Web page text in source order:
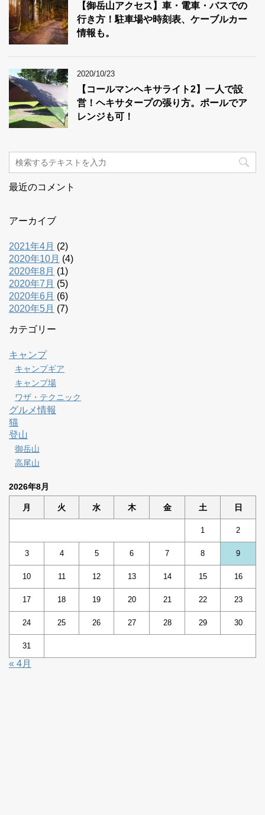
【御岳山アクセス】車・電車・バスでの
行き方！駐車場や時刻表、ケーブルカー
情報も。
2020/10/23
【コールマンヘキサライト2】一人で設
営！ヘキサタープの張り方。ポールでア
レンジも可！
最近のコメント
アーカイブ
2021年4月 (2)
2020年10月 (4)
2020年8月 (1)
2020年7月 (5)
2020年6月 (6)
2020年5月 (7)
カテゴリー
キャンプ
キャンプギア
キャンプ場
ワザ・テクニック
グルメ情報
猫
登山
御岳山
高尾山
2026年8月
月 火 水 木 金 土 日
1 2
3 4 5 6 7 8 9
10 11 12 13 14 15 16
17 18 19 20 21 22 23
24 25 26 27 28 29 30
31
« 4月